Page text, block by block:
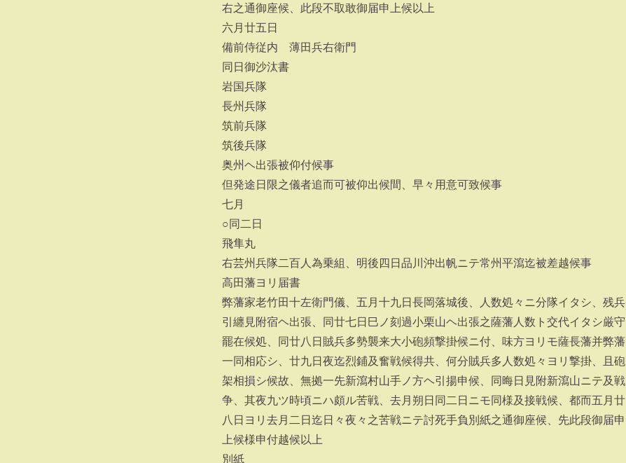
右之通御座候、此段不取敢御届申上候以上
六月廿五日
備前侍従内 薄田兵右衛門
同日御沙汰書
岩国兵隊
長州兵隊
筑前兵隊
筑後兵隊
奥州ヘ出張被仰付候事
但発途日限之儀者追而可被仰出候間、早々用意可致候事
七月
○同二日
飛隼丸
右芸州兵隊二百人為乗組、明後四日品川沖出帆ニテ常州平瀉迄被差越候事
高田藩ヨリ届書
弊藩家老竹田十左衛門儀、五月十九日長岡落城後、人数処々ニ分隊イタシ、残兵
引纏見附宿ヘ出張、同廿七日巳ノ刻過小栗山ヘ出張之薩藩人数ト交代イタシ厳守
罷在候処、同廿八日賊兵多勢襲来大小砲頻撃掛候ニ付、味方ヨリモ薩長藩并弊藩
一同相応シ、廿九日夜迄烈鋪及奮戦候得共、何分賊兵多人数処々ヨリ撃掛、且砲
架相損シ候故、無拠一先新瀉村山手ノ方ヘ引揚申候、同晦日見附新瀉山ニテ及戦
争、其夜九ツ時頃ニハ頗ル苦戦、去月朔日同二日ニモ同様及接戦候、都而五月廿
八日ヨリ去月二日迄日々夜々之苦戦ニテ討死手負別紙之通御座候、先此段御届申
上候様申付越候以上
別紙